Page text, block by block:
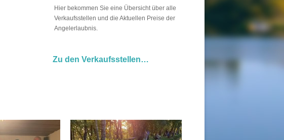
Hier bekommen Sie eine Übersicht über alle
Verkaufsstellen und die Aktuellen Preise der
Angelerlaubnis.
Zu den Verkaufsstellen…